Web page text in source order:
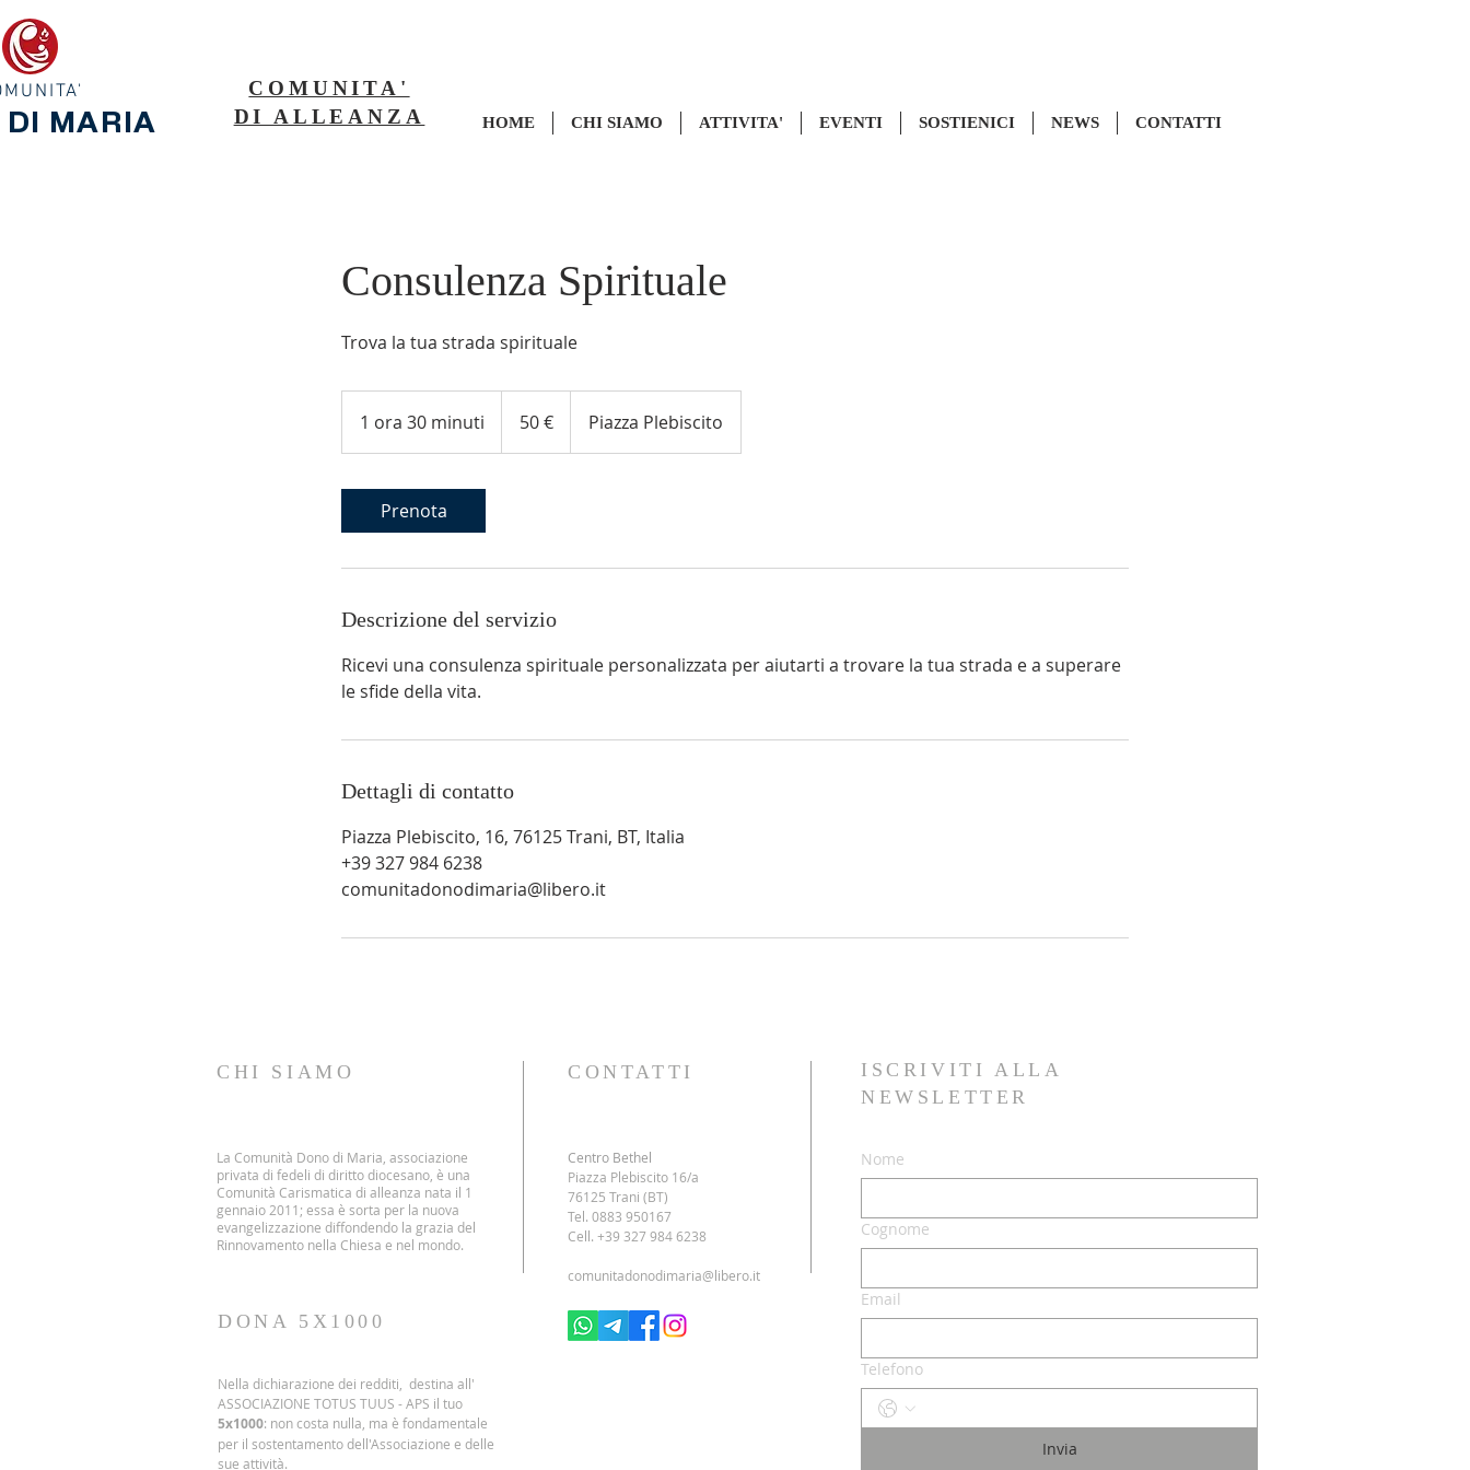
DI MARIA
COMUNITA'
DI ALLEANZA
HOME CHI SIAMO ATTIVITA' EVENTI SOSTIENICI NEWS CONTATTI
Consulenza Spirituale
Trova la tua strada spirituale
1 ora 30 minuti
o
0
u
t
50 € Piazza Plebiscito
Prenota
Descrizione del servizio
Ricevi una consulenza spirituale personalizzata per aiutarti a trovare la tua strada e a superare
le sfide della vita.
Dettagli di contatto
Piazza Plebiscito, 16, 76125 Trani, BT, Italia
+39 327 984 6238
comunitadonodimaria@libero.it
CHI SIAMO
La Comunità Dono di Maria, associazione
privata di fedeli di diritto diocesano, è una
Comunità Carismatica di alleanza nata il 1
gennaio 2011; essa è sorta per la nuova
evangelizzazione diffondendo la grazia del
Rinnovamento nella Chiesa e nel mondo.
CONTATTI
Centro Bethel
Piazza Plebiscito 16/a
76125 Trani (BT)
Tel. 0883 950167
Cell. +39 327 984 6238
comunitadonodimaria@libero.it
DONA 5X1000
Nella dichiarazione dei redditi, destina all'
ASSOCIAZIONE TOTUS TUUS - APS il tuo
5x1000: non costa nulla, ma è fondamentale
per il sostentamento dell'Associazione e delle
sue attività.
ISCRIVITI ALLA
NEWSLETTER
Nome
Cognome
Email
Telefono
Invia